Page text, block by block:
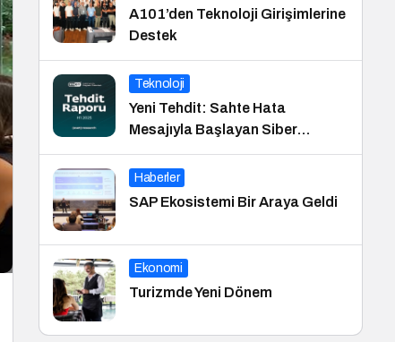
A101’den Teknoloji Girişimlerine
Destek
Teknoloji
Yeni Tehdit: Sahte Hata
Mesajıyla Başlayan Siber
Saldırılar Yükselişte
Haberler
SAP Ekosistemi Bir Araya Geldi
Ekonomi
Turizmde Yeni Dönem